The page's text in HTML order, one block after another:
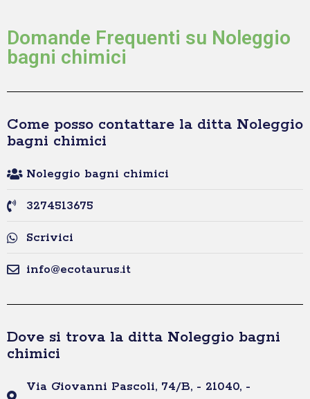
Domande Frequenti su Noleggio
bagni chimici
Come posso contattare la ditta Noleggio
bagni chimici
Noleggio bagni chimici
3274513675
Scrivici
info@ecotaurus.it
Dove si trova la ditta Noleggio bagni
chimici
Via Giovanni Pascoli, 74/B, - 21040, -